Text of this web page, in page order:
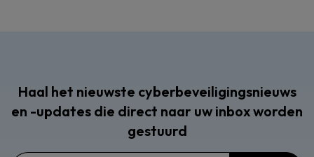
Haal het nieuwste cyberbeveiligingsnieuws
en -updates die direct naar uw inbox worden
gestuurd